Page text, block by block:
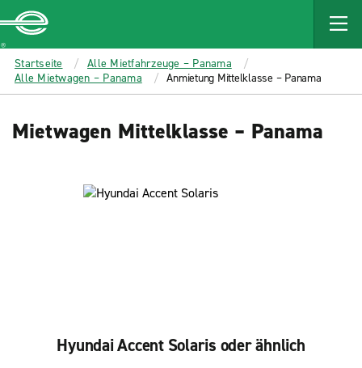
MAIN
CONTENT
Enterprise
Startseite
Alle Mietfahrzeuge – Panama
Alle Mietwagen – Panama
Anmietung Mittelklasse – Panama
Mietwagen Mittelklasse – Panama
Hyundai Accent Solaris oder ähnlich